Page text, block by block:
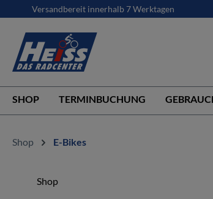
Zur Hauptnavigation springen
Versandbereit innerhalb 7 Werktagen
SHOP TERMINBUCHUNG
Shop E-Bikes
Shop